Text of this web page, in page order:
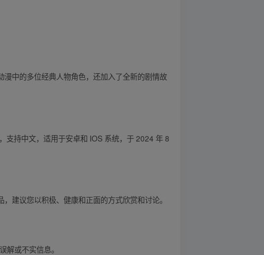
中的多位经典人物角色，还加入了全新的剧情故
支持中文，适用于安卓和 IOS 系统，于 2024 年 8
建议您以积极、健康和正面的方式欣赏和讨论。
解或不实信息。